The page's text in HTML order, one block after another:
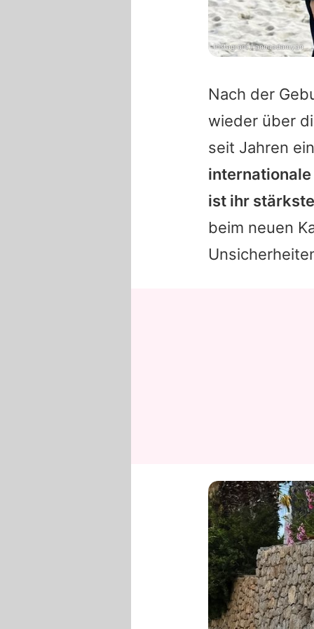
Nach der
wieder über
seit Jahren
ist ihr
beim neuen
Instagram / annaadamyan